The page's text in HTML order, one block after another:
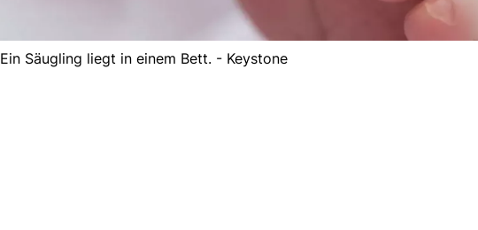
Ein Säugling liegt in einem Bett. - Keystone